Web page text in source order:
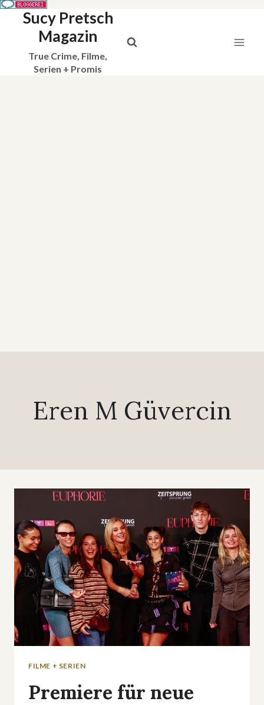
Sucy Pretsch
Magazin
True Crime, Filme,
Serien + Promis
Eren M Güvercin
FILME + SERIEN
Premiere für neue